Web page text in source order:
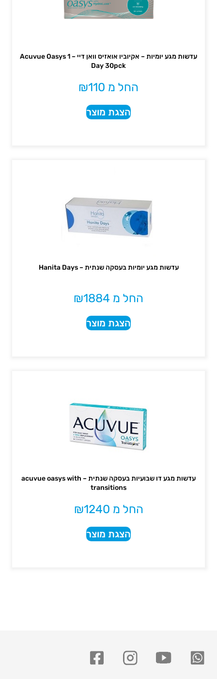
עדשות מגע יומיות – אקיוביו אואזיס וואן דיי – Acuvue Oasys 1
Day 30pck
החל מ ₪110
הצגת מוצר
עדשות מגע יומיות בעסקה שנתית – Hanita Days
החל מ ₪1884
הצגת מוצר
עדשות מגע דו שבועיות בעסקה שנתית – acuvue oasys with
transitions
החל מ ₪1240
הצגת מוצר